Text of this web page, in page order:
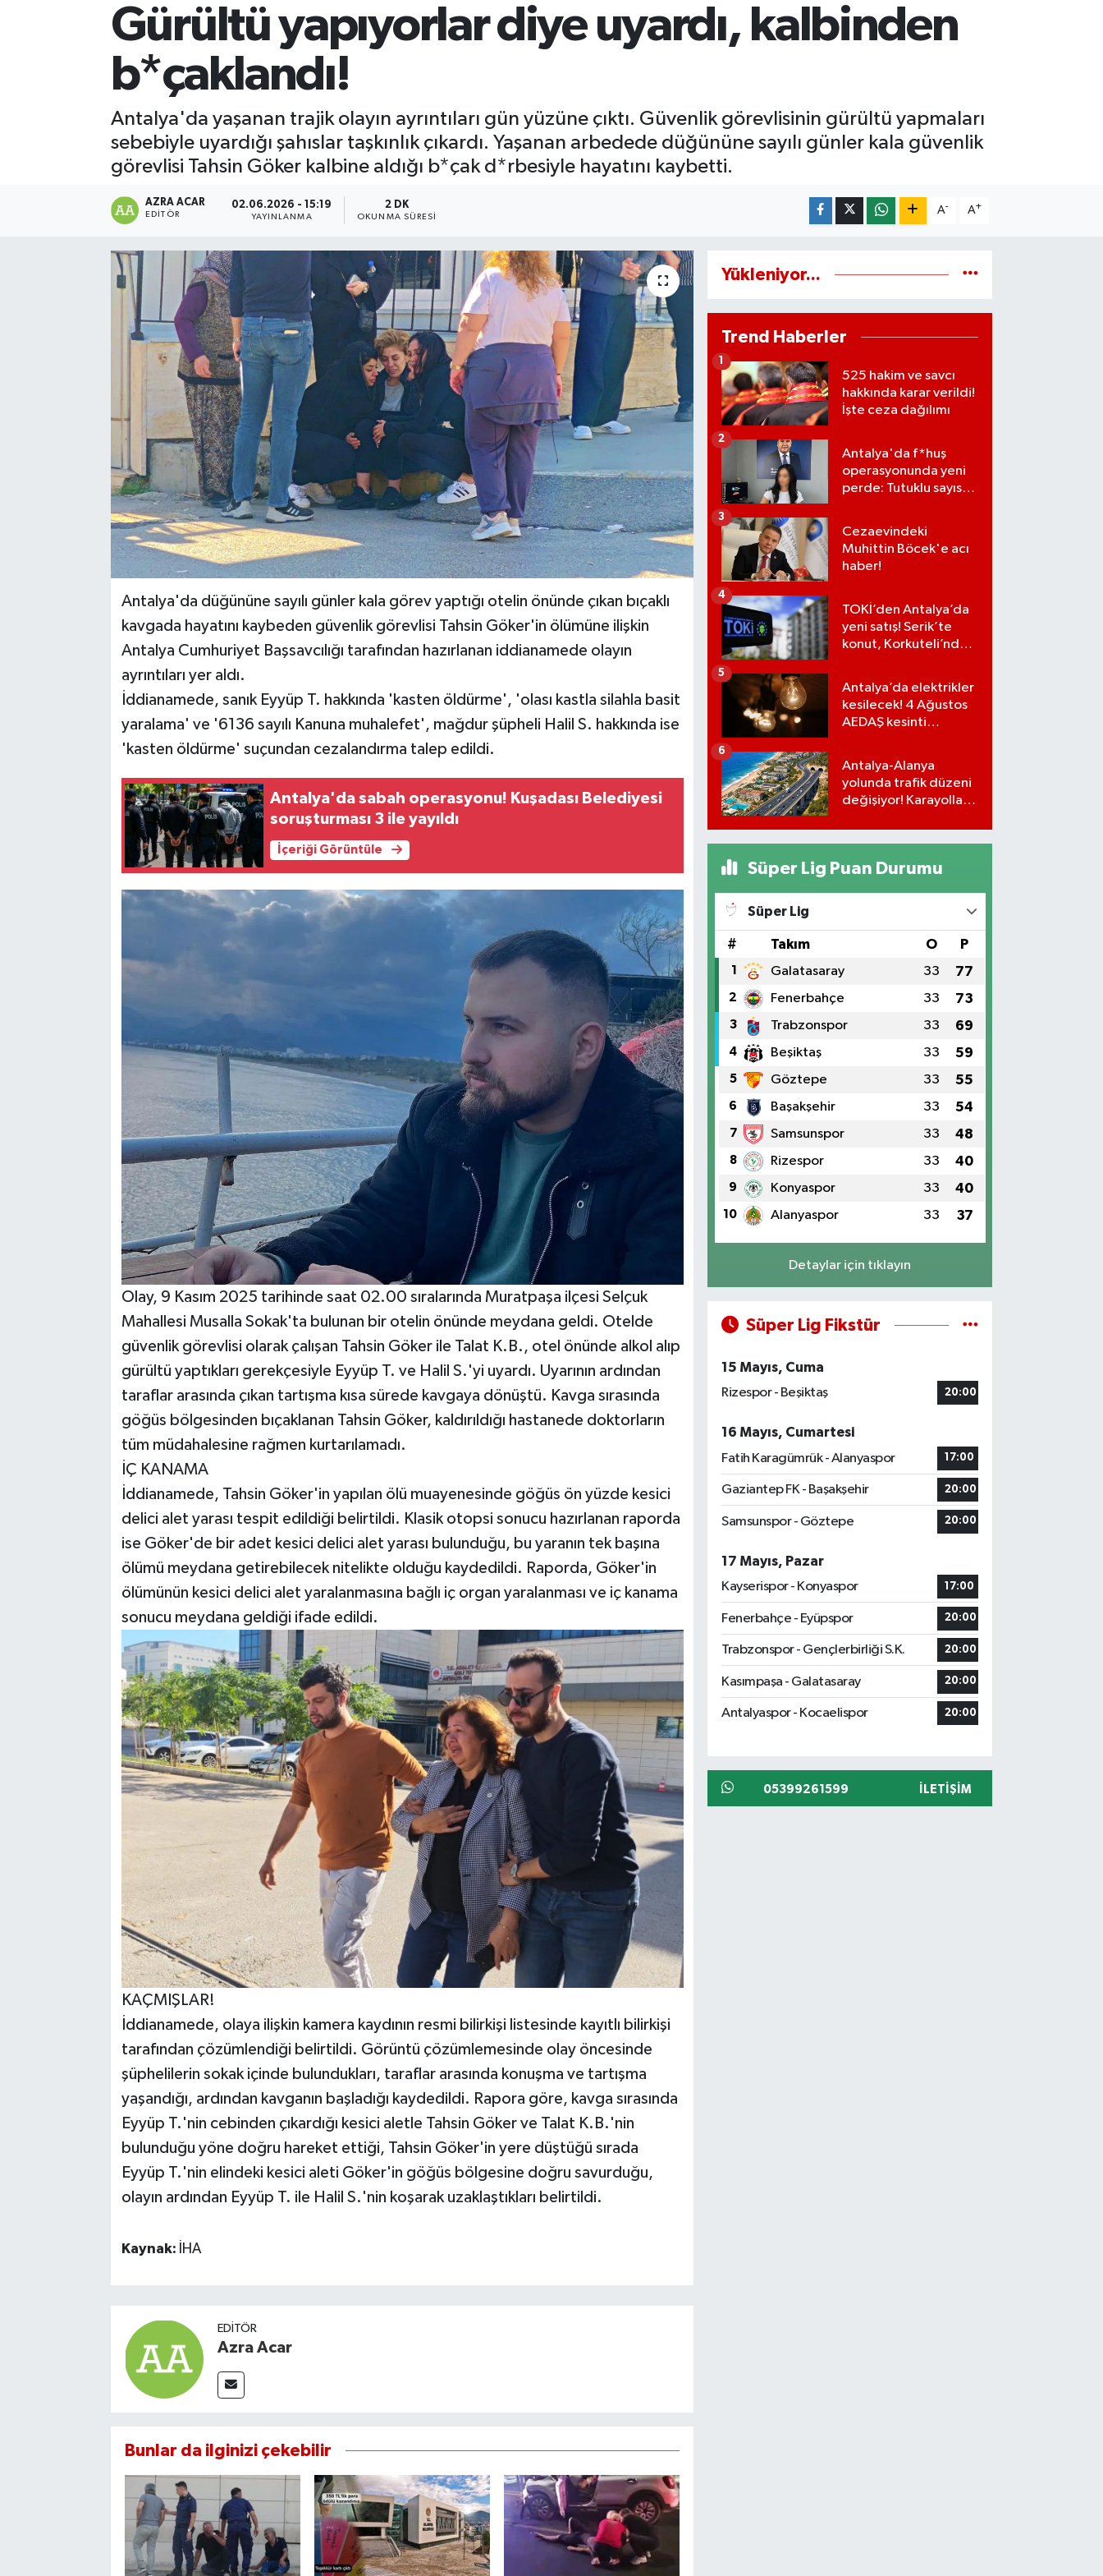
Gürültü yapıyorlar diye uyardı, kalbinden
b*çaklandı!
Antalya'da yaşanan trajik olayın ayrıntıları gün yüzüne çıktı. Güvenlik görevlisinin gürültü yapmaları
sebebiyle uyardığı şahıslar taşkınlık çıkardı. Yaşanan arbedede düğününe sayılı günler kala güvenlik
görevlisi Tahsin Göker kalbine aldığı b*çak d*rbesiyle hayatını kaybetti.
AZRA ACAR
EDITÖR
02.06.2026 - 15:19
YAYINLANMA
2 DK
OKUNMA SÜRESI
A- A+
Antalya'da düğününe sayılı günler kala görev yaptığı otelin önünde çıkan bıçaklı
kavgada hayatını kaybeden güvenlik görevlisi Tahsin Göker'in ölümüne ilişkin
Antalya Cumhuriyet Başsavcılığı tarafından hazırlanan iddianamede olayın
ayrıntıları yer aldı.
İddianamede, sanık Eyyüp T. hakkında 'kasten öldürme', 'olası kastla silahla basit
yaralama' ve '6136 sayılı Kanuna muhalefet', mağdur şüpheli Halil S. hakkında ise
'kasten öldürme' suçundan cezalandırma talep edildi.
Antalya'da sabah operasyonu! Kuşadası Belediyesi
soruşturması 3 ile yayıldı
İçeriği Görüntüle
Olay, 9 Kasım 2025 tarihinde saat 02.00 sıralarında Muratpaşa ilçesi Selçuk
Mahallesi Musalla Sokak'ta bulunan bir otelin önünde meydana geldi. Otelde
güvenlik görevlisi olarak çalışan Tahsin Göker ile Talat K.B., otel önünde alkol alıp
gürültü yaptıkları gerekçesiyle Eyyüp T. ve Halil S.'yi uyardı. Uyarının ardından
taraflar arasında çıkan tartışma kısa sürede kavgaya dönüştü. Kavga sırasında
göğüs bölgesinden bıçaklanan Tahsin Göker, kaldırıldığı hastanede doktorların
tüm müdahalesine rağmen kurtarılamadı.
İÇ KANAMA
İddianamede, Tahsin Göker'in yapılan ölü muayenesinde göğüs ön yüzde kesici
delici alet yarası tespit edildiği belirtildi. Klasik otopsi sonucu hazırlanan raporda
ise Göker'de bir adet kesici delici alet yarası bulunduğu, bu yaranın tek başına
ölümü meydana getirebilecek nitelikte olduğu kaydedildi. Raporda, Göker'in
ölümünün kesici delici alet yaralanmasına bağlı iç organ yaralanması ve iç kanama
sonucu meydana geldiği ifade edildi.
KAÇMIŞLAR!
İddianamede, olaya ilişkin kamera kaydının resmi bilirkişi listesinde kayıtlı bilirkişi
tarafından çözümlendiği belirtildi. Görüntü çözümlemesinde olay öncesinde
şüphelilerin sokak içinde bulundukları, taraflar arasında konuşma ve tartışma
yaşandığı, ardından kavganın başladığı kaydedildi. Rapora göre, kavga sırasında
Eyyüp T.'nin cebinden çıkardığı kesici aletle Tahsin Göker ve Talat K.B.'nin
bulunduğu yöne doğru hareket ettiği, Tahsin Göker'in yere düştüğü sırada
Eyyüp T.'nin elindeki kesici aleti Göker'in göğüs bölgesine doğru savurduğu,
olayın ardından Eyyüp T. ile Halil S.'nin koşarak uzaklaştıkları belirtildi.
Kaynak: İHA
EDITÖR
Azra Acar
Bunlar da ilginizi çekebilir
Yükleniyor...
Trend Haberler
525 hakim ve savcı
hakkında karar verildi!
İşte ceza dağılımı
1
Antalya'da f*huş
operasyonunda yeni
perde: Tutuklu sayısı
2
Cezaevindeki
Muhittin Böcek'e acı
haber!
3
TOKİ’den Antalya’da
yeni satış! Serik’te
konut, Korkuteli’nde
4
Antalya’da elektrikler
kesilecek! 4 Ağustos
AEDAŞ kesinti
5
Antalya-Alanya
yolunda trafik düzeni
değişiyor! Karayolları
6
Süper Lig Puan Durumu
Süper Lig
# Takım O P
1 Galatasaray 33 77
2 Fenerbahçe 33 73
3 Trabzonspor 33 69
4 Beşiktaş 33 59
5 Göztepe 33 55
6 Başakşehir 33 54
7 Samsunspor 33 48
8 Rizespor 33 40
9 Konyaspor 33 40
10 Alanyaspor 33 37
Detaylar için tıklayın
Süper Lig Fikstür
15 Mayıs, Cuma
Rizespor - Beşiktaş
20:00
16 Mayıs, Cumartesi
Fatih Karagümrük - Alanyaspor
17:00
Gaziantep FK - Başakşehir 20:00
Samsunspor - Göztepe 20:00
17 Mayıs, Pazar
Kayserispor - Konyaspor
17:00
Fenerbahçe - Eyüpspor 20:00
Trabzonspor - Gençlerbirliği S.K. 20:00
Kasımpaşa - Galatasaray 20:00
Antalyaspor - Kocaelispor 20:00
05399261599 İLETIŞIM
Kültür-Sanat
Özel haberler